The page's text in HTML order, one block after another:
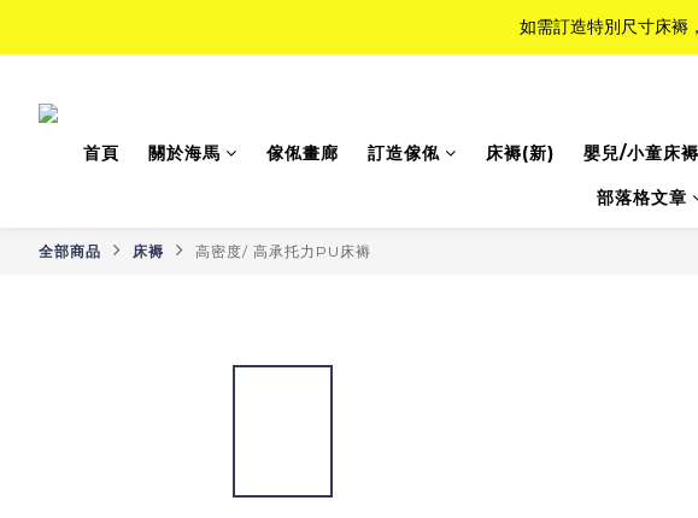
如需訂造特別尺寸床
如需訂造特別尺寸床
Top-Tier Quality系列床褥82折(
如需訂造特別尺寸床
首頁 關於海馬 傢俬畫廊 訂造傢俬 床褥(新) 嬰兒/小童床
部落格文章
全部商品 床褥 高密度/ 高承托力PU床褥